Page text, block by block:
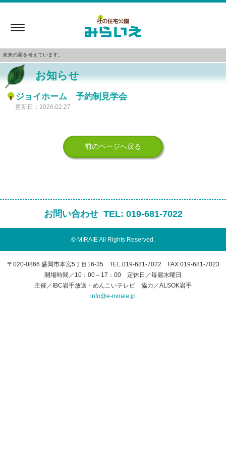
Toggle
未来の家を考えています。
お知らせ
ジョイホーム 予約制見学会
更新日：2026.02.27
前のページへ戻る
お問い合わせ TEL: 019-681-7022
© MIRAIE All Rights Reserved.
〒020-0866 盛岡市本宮5丁目16-35 TEL.019-681-7022 FAX.019-681-7023
開場時間／10：00～17：00 定休日／毎週水曜日
主催／IBC岩手放送・めんこいテレビ 協力／ALSOK岩手
info@e-miraie.jp